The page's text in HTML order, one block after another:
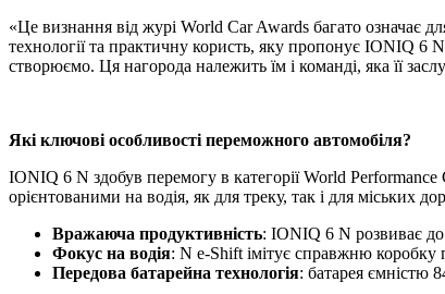
«Це визнання від журі World Car Awards багато означає
технології та практичну користь, яку пропонує IONIQ 6
створюємо. Ця нагорода належить їм і команді, яка її
Які ключові особливості переможного автомобіля?
IONIQ 6 N здобув перемогу в категорії World
орієнтованими на водія, як для треку, так і для міських
Вражаюча продуктивність: IONIQ 6 N розвиває
Фокус на водія: N e-Shift імітує справжню коробку
Передова батарейна технологія: батарея ємністю